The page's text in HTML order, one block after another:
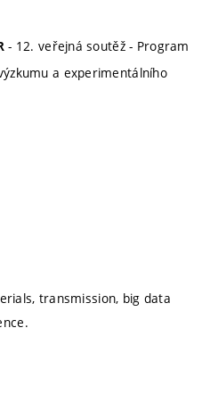
- 12. veřejná soutěž - Program
a experimentálního
transmission, big data